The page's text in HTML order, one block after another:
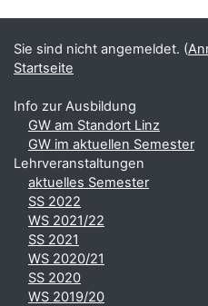
Ergänzungsblöcke
Sie sind nicht angemeldet. (
Startseite
Info zur Ausbildung
GW am Standort Linz
GW im aktuellen Semester
Lehrveranstaltungen
aktuelles Semester
SS 2022
WS 2021/22
SS 2021
WS 2020/21
SS 2020
WS 2019/20